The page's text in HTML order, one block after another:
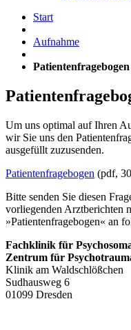
Start
Aufnahme
Patientenfragebogen
Um uns optimal auf Ihren
wir Sie uns den
ausgefüllt zuzusenden.
Patientenfragebogen (pdf,
Bitte senden Sie diesen
vorliegenden Arztberichten
»Patientenfragebogen« an
Fachklinik für
Zentrum für
Klinik am Waldschlößchen
Sudhausweg 6
01099 Dresden